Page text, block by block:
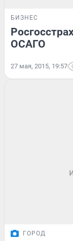
БИЗНЕС
ОСАГО
27 мая, 2015, 19:57
ГОРОД